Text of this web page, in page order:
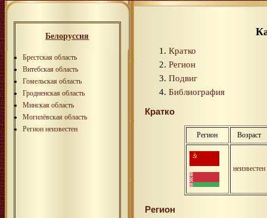
Белоруссия
Брестская область
Витебская область
Гомельская область
Гродненская область
Минская область
Могилёвская область
Регион неизвестен
Кратко
Регион
Подвиг
Библиография
Кратко
Регион Возраст
неизвестен
Регион